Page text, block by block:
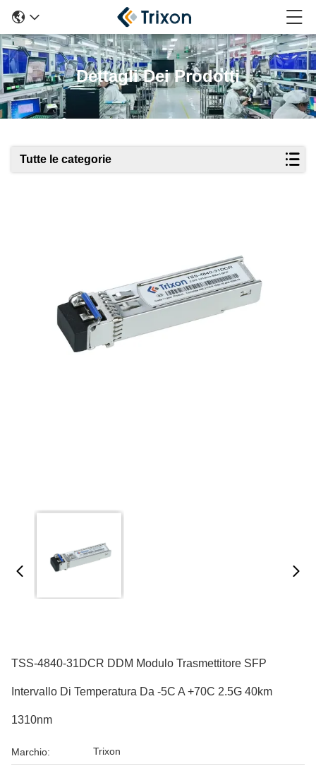
Dettagli Dei Prodotti
Tutte le categorie
TSS-4840-31DCR DDM Modulo Trasmettitore SFP
Intervallo Di Temperatura Da -5C A +70C 2.5G 40km
1310nm
Marchio: Trixon